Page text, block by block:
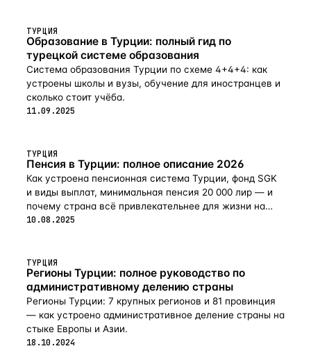
ТУРЦИЯ
Образование в Турции: полный гид по
турецкой системе образования
Система образования Турции по схеме 4+4+4: как
устроены школы и вузы, обучение для иностранцев и
сколько стоит учёба.
11.09.2025
ТУРЦИЯ
Пенсия в Турции: полное описание 2026
Как устроена пенсионная система Турции, фонд SGK
и виды выплат, минимальная пенсия 20 000 лир — и
почему страна всё привлекательнее для жизни на
пенсии в 2026-м.
10.08.2025
ТУРЦИЯ
Регионы Турции: полное руководство по
административному делению страны
Регионы Турции: 7 крупных регионов и 81 провинция
— как устроено административное деление страны на
стыке Европы и Азии.
18.10.2024